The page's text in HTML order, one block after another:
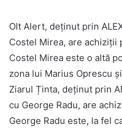
Olt Alert, deținut prin
Costel Mirea, are
Costel Mirea este o altă
zona lui Marius Oprescu
Ziarul Ținta, deținut prin
cu George Radu, are
George Radu este, la fel